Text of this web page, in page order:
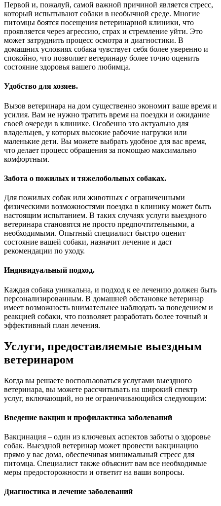
Первой и, пожалуй, самой важной причиной является стресс,
который испытывают собаки в необычной среде. Многие
питомцы боятся посещения ветеринарной клиники, что
проявляется через агрессию, страх и стремление уйти. Это
может затруднить процесс осмотра и диагностики. В
домашних условиях собака чувствует себя более уверенно и
спокойно, что позволяет ветеринару более точно оценить
состояние здоровья вашего любимца.
Удобство для хозяев.
Вызов ветеринара на дом существенно экономит ваше время и
усилия. Вам не нужно тратить время на поездки и ожидание
своей очереди в клинике. Особенно это актуально для
владельцев, у которых высокие рабочие нагрузки или
маленькие дети. Вы можете выбрать удобное для вас время,
что делает процесс обращения за помощью максимально
комфортным.
Забота о пожилых и тяжелобольных собаках.
Для пожилых собак или животных с ограниченными
физическими возможностями поездка в клинику может быть
настоящим испытанием. В таких случаях услуги выездного
ветеринара становятся не просто предпочтительными, а
необходимыми. Опытный специалист быстро оценит
состояние вашей собаки, назначит лечение и даст
рекомендации по уходу.
Индивидуальный подход.
Каждая собака уникальна, и подход к ее лечению должен быть
персонализированным. В домашней обстановке ветеринар
имеет возможность внимательнее наблюдать за поведением и
реакцией собаки, что позволяет разработать более точный и
эффективный план лечения.
Услуги, предоставляемые выездным
ветеринаром
Когда вы решаете воспользоваться услугами выездного
ветеринара, вы можете рассчитывать на широкий спектр
услуг, включающий, но не ограничивающийся следующим:
Введение вакцин и профилактика заболеваний
Вакцинация – один из ключевых аспектов заботы о здоровье
собак. Выездной ветеринар может провести вакцинацию
прямо у вас дома, обеспечивая минимальный стресс для
питомца. Специалист также объяснит вам все необходимые
меры предосторожности и ответит на ваши вопросы.
Диагностика и лечение заболеваний